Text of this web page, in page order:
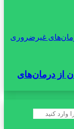
غیرضروری
از درمان‌های